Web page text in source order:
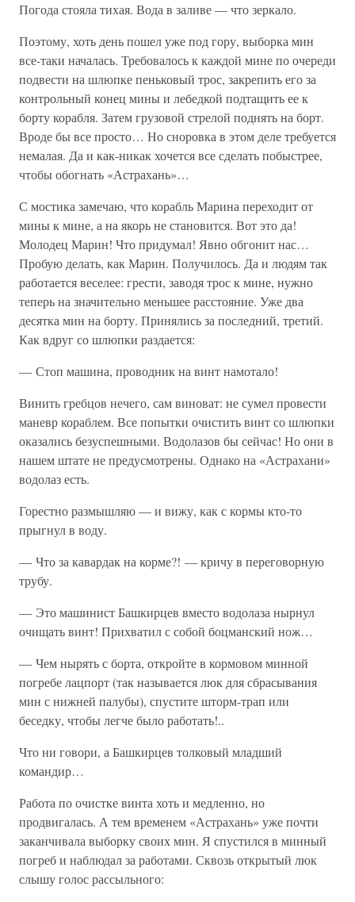
Погода стояла тихая. Вода в заливе — что зеркало.
Поэтому, хоть день пошел уже под гору, выборка мин
все-таки началась. Требовалось к каждой мине по очереди
подвести на шлюпке пеньковый трос, закрепить его за
контрольный конец мины и лебедкой подтащить ее к
борту корабля. Затем грузовой стрелой поднять на борт.
Вроде бы все просто… Но сноровка в этом деле требуется
немалая. Да и как-никак хочется все сделать побыстрее,
чтобы обогнать «Астрахань»…
С мостика замечаю, что корабль Марина переходит от
мины к мине, а на якорь не становится. Вот это да!
Молодец Марин! Что придумал! Явно обгонит нас…
Пробую делать, как Марин. Получилось. Да и людям так
работается веселее: грести, заводя трос к мине, нужно
теперь на значительно меньшее расстояние. Уже два
десятка мин на борту. Принялись за последний, третий.
Как вдруг со шлюпки раздается:
— Стоп машина, проводник на винт намотало!
Винить гребцов нечего, сам виноват: не сумел провести
маневр кораблем. Все попытки очистить винт со шлюпки
оказались безуспешными. Водолазов бы сейчас! Но они в
нашем штате не предусмотрены. Однако на «Астрахани»
водолаз есть.
Горестно размышляю — и вижу, как с кормы кто-то
прыгнул в воду.
— Что за кавардак на корме?! — кричу в переговорную
трубу.
— Это машинист Башкирцев вместо водолаза нырнул
очищать винт! Прихватил с собой боцманский нож…
— Чем нырять с борта, откройте в кормовом минной
погребе лацпорт (так называется люк для сбрасывания
мин с нижней палубы), спустите шторм-трап или
беседку, чтобы легче было работать!..
Что ни говори, а Башкирцев толковый младший
командир…
Работа по очистке винта хоть и медленно, но
продвигалась. А тем временем «Астрахань» уже почти
заканчивала выборку своих мин. Я спустился в минный
погреб и наблюдал за работами. Сквозь открытый люк
слышу голос рассыльного: